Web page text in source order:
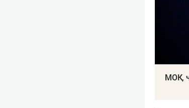
МОК,